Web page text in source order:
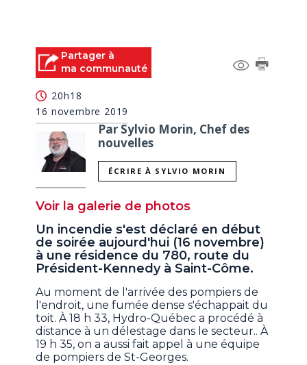
Partager à
ma communauté
20h18
16 novembre 2019
Par Sylvio Morin, Chef des
nouvelles
ÉCRIRE À SYLVIO MORIN
Voir la galerie de photos
Un incendie s'est déclaré en début
de soirée aujourd'hui (16 novembre)
à une résidence du 780, route du
Président-Kennedy à Saint-Côme.
Au moment de l'arrivée des pompiers de
l'endroit, une fumée dense s'échappait du
toit. À 18 h 33, Hydro-Québec a procédé à
distance à un délestage dans le secteur.. À
19 h 35, on a aussi fait appel à une équipe
de pompiers de St-Georges.